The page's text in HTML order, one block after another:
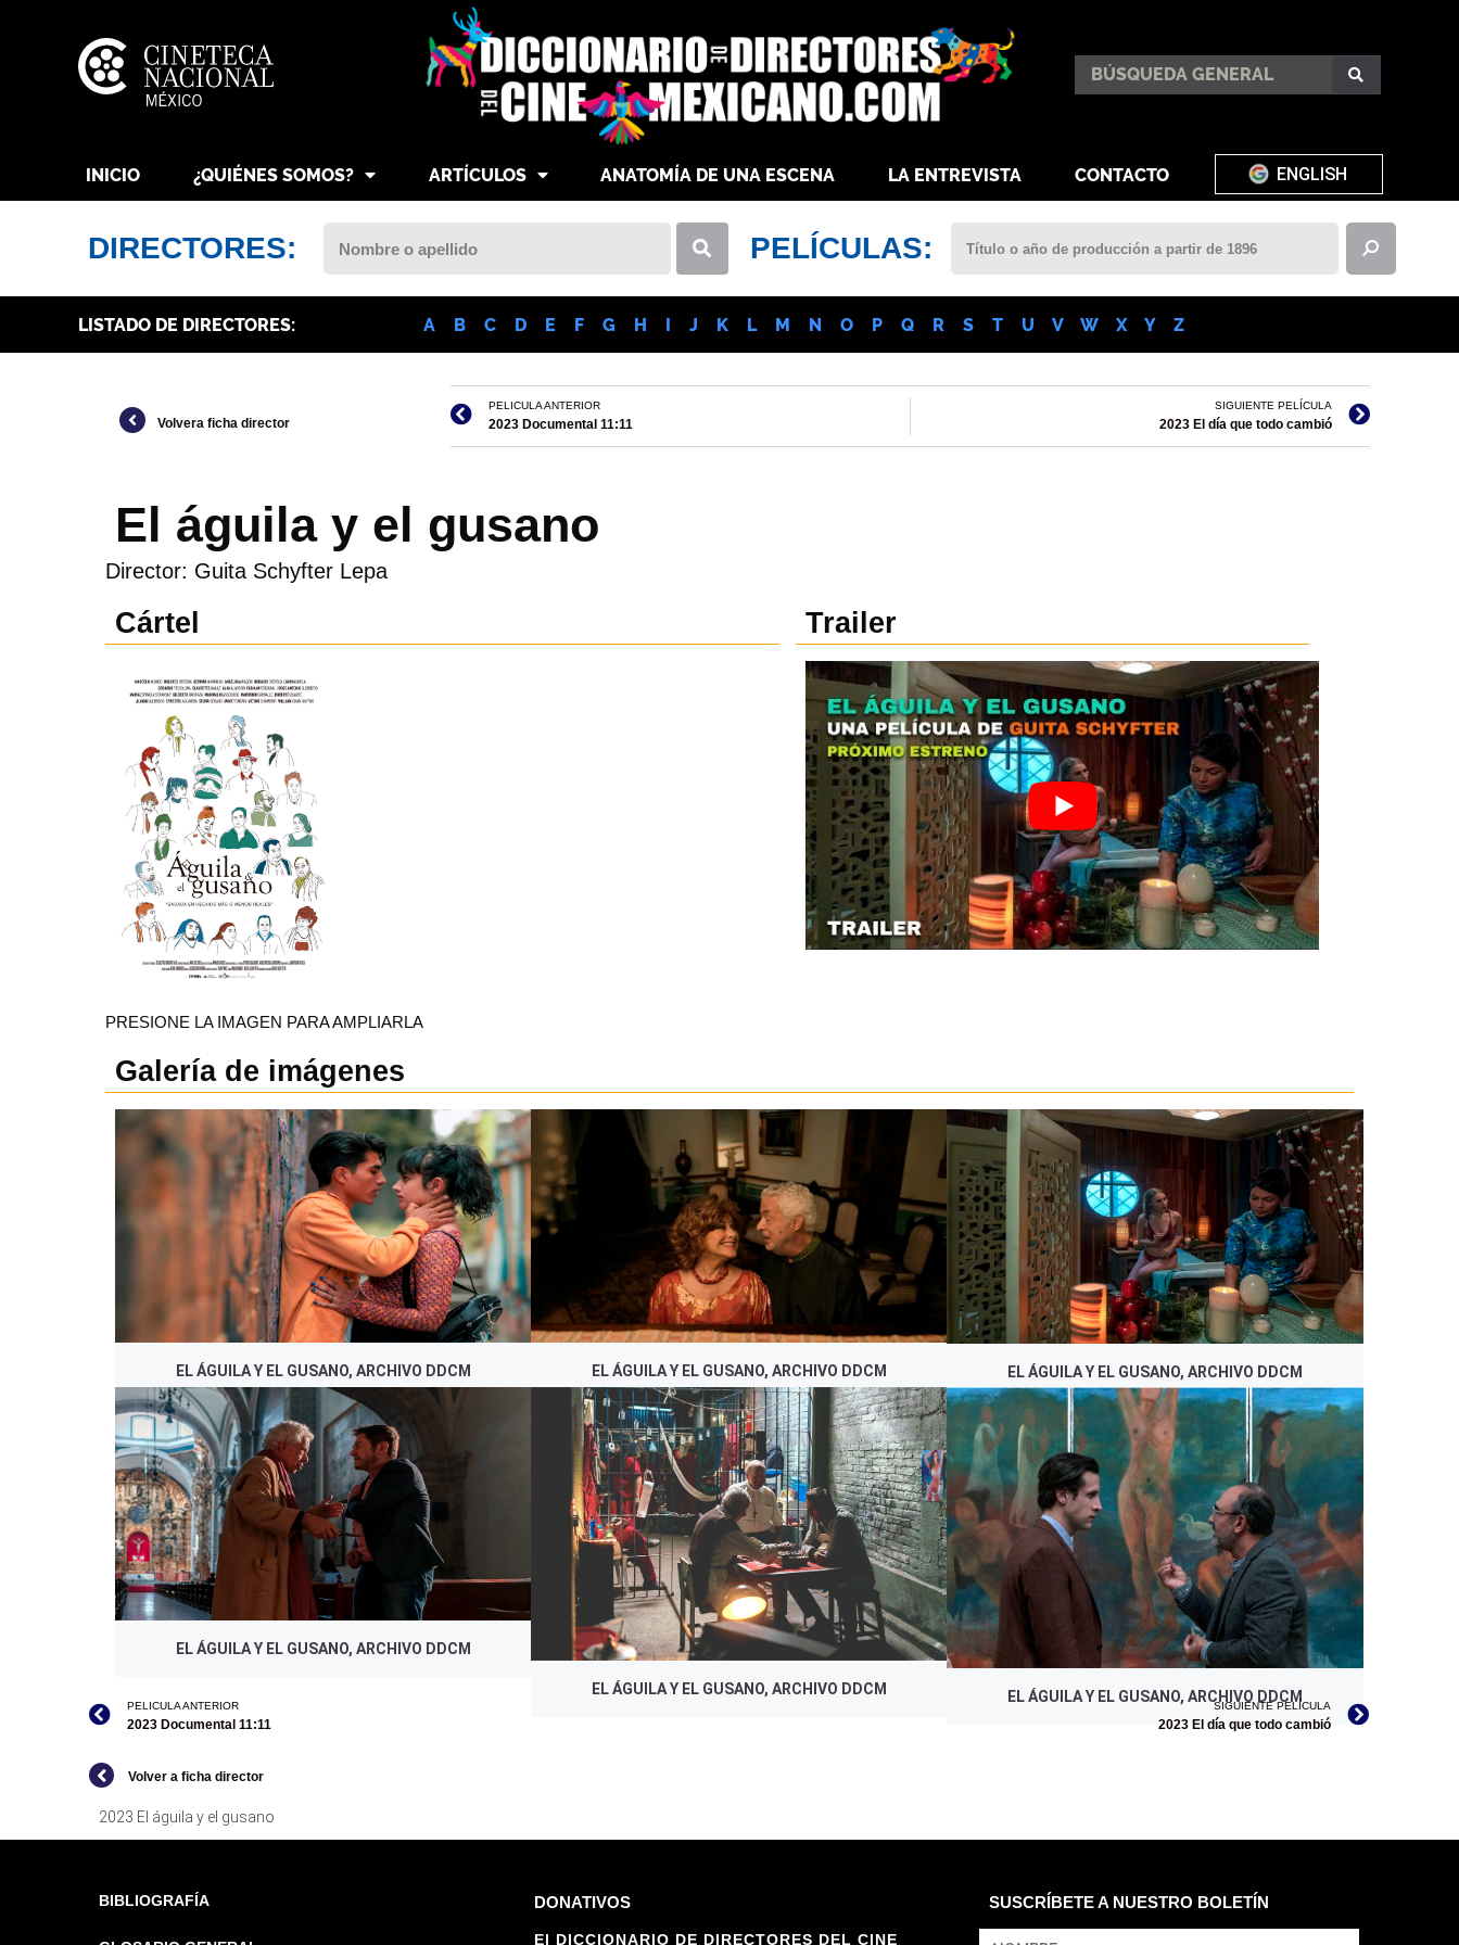
INICIO ¿QUIÉNES SOMOS? ARTÍCULOS ANATOMÍA DE UNA ESCENA LA ENTREVISTA CONTACTO ENGLISH
DIRECTORES: PELÍCULAS:
LISTADO DE DIRECTORES: A B C D E F G H I J K L M N O P Q R S T U V W X Y Z
Volvera ficha director
PELICULA ANTERIOR
2023 Documental 11:11
SIGUIENTE PELÍCULA
2023 El día que todo cambió
El águila y el gusano
Director: Guita Schyfter Lepa
Cártel Trailer
PRESIONE LA IMAGEN PARA AMPLIARLA
Galería de imágenes
EL ÁGUILA Y EL GUSANO, ARCHIVO DDCM EL ÁGUILA Y EL GUSANO, ARCHIVO DDCM EL ÁGUILA Y EL GUSANO, ARCHIVO DDCM
EL ÁGUILA Y EL GUSANO, ARCHIVO DDCM
EL ÁGUILA Y EL GUSANO, ARCHIVO DDCM EL ÁGUILA Y EL GUSANO, ARCHIVO DDCM
PELICULA ANTERIOR
2023 Documental 11:11
SIGUIENTE PELÍCULA
2023 El día que todo cambió
Volver a ficha director
2023 El águila y el gusano
BIBLIOGRAFÍA DONATIVOS
El DICCIONARIO DE DIRECTORES DEL CINE
SUSCRÍBETE A NUESTRO BOLETÍN